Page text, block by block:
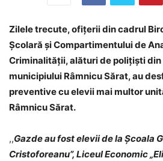
Zilele trecute, ofițerii din cadrul
Școlară și Compartimentului de
Criminalității, alături de polițiști
municipiului Râmnicu Sărat, au
preventive cu elevii mai multor
Râmnicu Sărat.
,,Gazde au fost elevii de la Școala
Cristoforeanu”, Liceul Economic